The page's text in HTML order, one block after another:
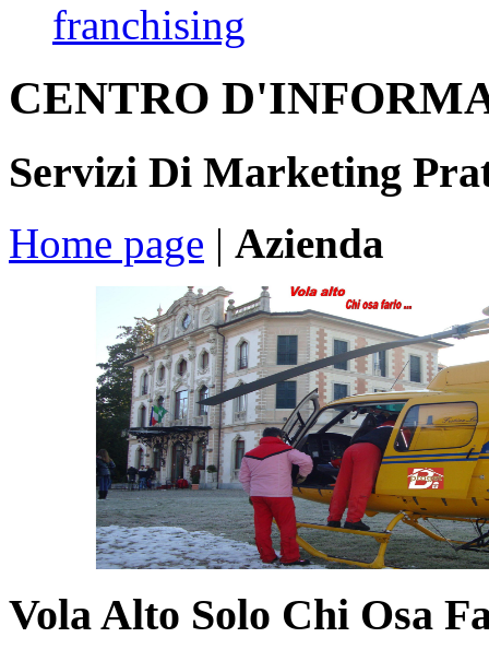
franchising
CENTRO
Servizi Di Marketing
Home page | Azienda
Vola Alto Solo Chi Osa